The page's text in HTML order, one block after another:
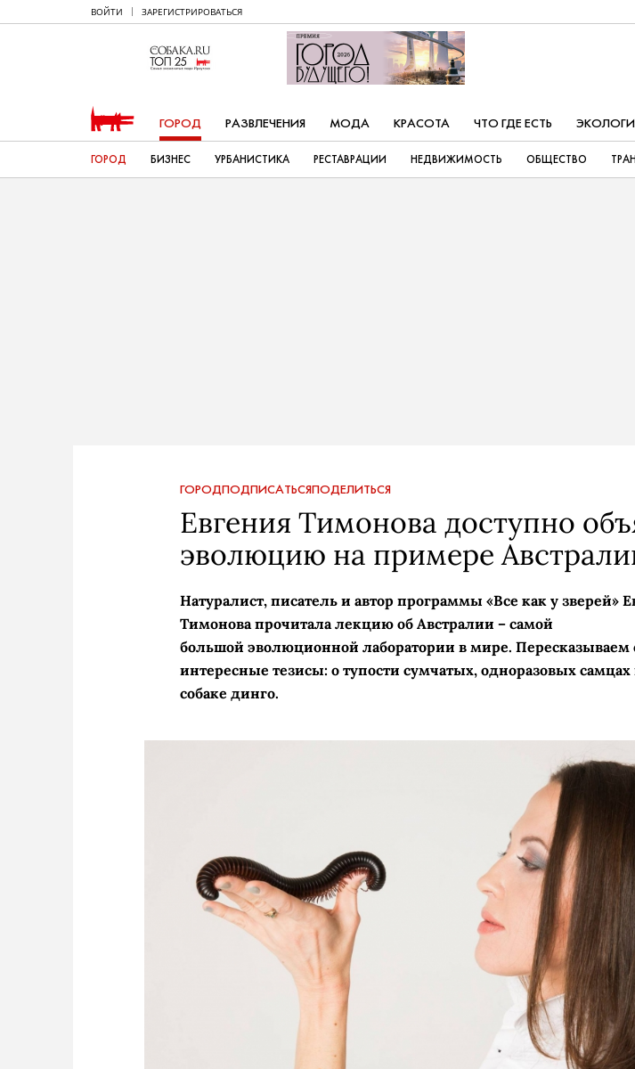
ВОЙТИ ЗАРЕГИСТРИРОВАТЬСЯ
ГОРОД РАЗВЛЕЧЕНИЯ МОДА КРАСОТА ЧТО ГДЕ ЕСТЬ
ГОРОД БИЗНЕС УРБАНИСТИКА РЕСТАВРАЦИИ НЕДВИЖИМОСТЬ ОБЩЕСТВО
ГОРОДПОДПИСАТЬСЯПОДЕЛИТЬСЯ
Евгения Тимонова доступно
эволюцию на примере
Натуралист, писатель и автор программы «Все как у зверей»
Тимонова прочитала лекцию об Австралии – самой
большой эволюционной лаборатории в мире. Пересказываем
интересные тезисы: о тупости сумчатых, одноразовых
собаке динго.